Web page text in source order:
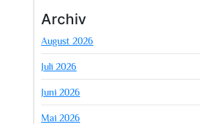
Archiv
August 2026
Juli 2026
Juni 2026
Mai 2026